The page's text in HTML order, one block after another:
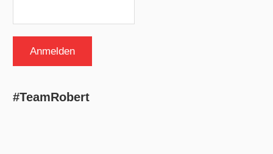
#TeamRobert